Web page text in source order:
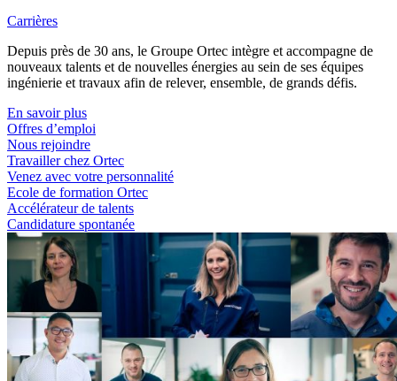
Carrières
Depuis près de 30 ans, le Groupe Ortec intègre et accompagne de
nouveaux talents et de nouvelles énergies au sein de ses équipes
ingénierie et travaux afin de relever, ensemble, de grands défis.
En savoir plus
Offres d’emploi
Nous rejoindre
Travailler chez Ortec
Venez avec votre personnalité
Ecole de formation Ortec
Accélérateur de talents
Candidature spontanée